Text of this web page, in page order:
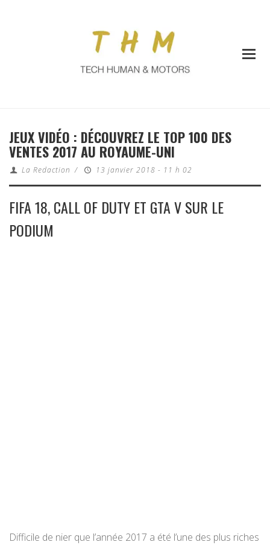
JEUX VIDÉO : DÉCOUVREZ LE TOP 100 DES
VENTES 2017 AU ROYAUME-UNI
La Redaction / 13 janvier 2018 - 11 h 02
FIFA 18, CALL OF DUTY ET GTA V SUR LE
PODIUM
Difficile de nier que l’année 2017 a été l’une des plus riches